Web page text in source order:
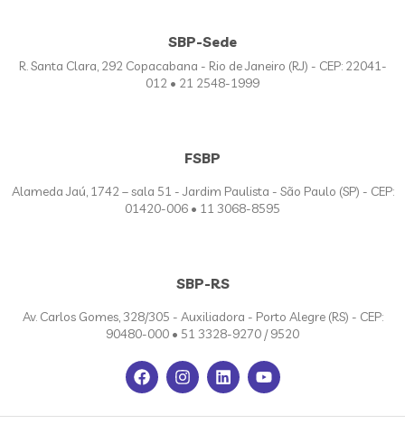
SBP-Sede
R. Santa Clara, 292 Copacabana - Rio de Janeiro (RJ) - CEP: 22041-
012 • 21 2548-1999
FSBP
Alameda Jaú, 1742 – sala 51 - Jardim Paulista - São Paulo (SP) - CEP:
01420-006 • 11 3068-8595
SBP-RS
Av. Carlos Gomes, 328/305 - Auxiliadora - Porto Alegre (RS) - CEP:
90480-000 • 51 3328-9270 / 9520